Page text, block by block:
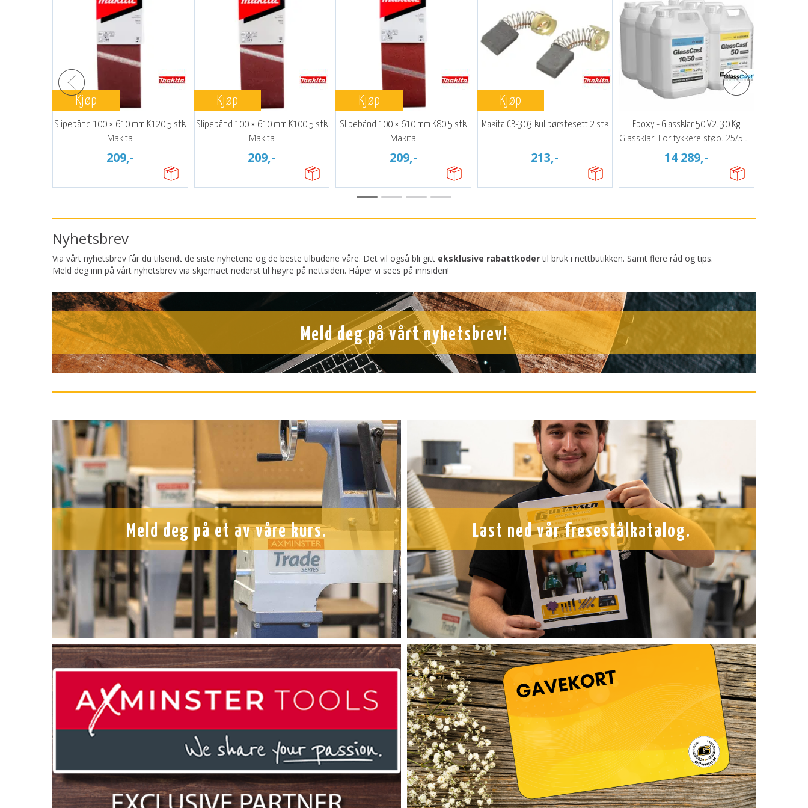
Kjøp
Slipebånd 100 × 610 mm K120 5 stk
Makita
209,-
Kjøp
Slipebånd 100 × 610 mm K100 5 stk
Makita
209,-
Kjøp
Slipebånd 100 × 610 mm K80 5 stk
Makita
209,-
Kjøp
Makita CB-303 kullbørstesett 2 stk
213,-
Epoxy - Glassklar 50 V2. 30 Kg
Glassklar. For tykkere støp. 25/50 mm.
14 289,-
Nyhetsbrev
Via vårt nyhetsbrev får du tilsendt de siste nyhetene og de beste tilbudene våre. Det vil også bli gitt eksklusive rabattkodertil bruk i nettbutikken. Samt flere råd og tips.
Meld deg inn på vårt nyhetsbrev via skjemaet nederst til høyre på nettsiden. Håper vi sees på innsiden!
Meld deg på vårt nyhetsbrev!
Meld deg på et av våre kurs. Last ned vår fresestålkatalog.